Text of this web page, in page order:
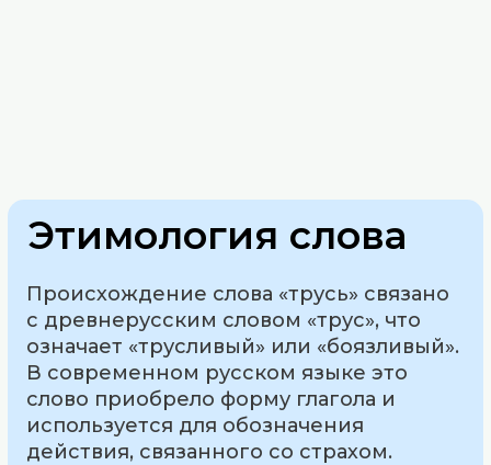
Этимология слова
Происхождение слова «трусь» связано
с древнерусским словом «трус», что
означает «трусливый» или «боязливый».
В современном русском языке это
слово приобрело форму глагола и
используется для обозначения
действия, связанного со страхом.